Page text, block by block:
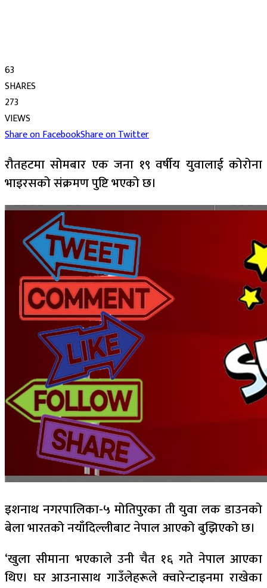
63
SHARES
273
VIEWS
Share on FacebookShare on Twitter
रौतहटमा सोमबार एक जना १९ वर्षीय युवालाई कोरोना
भाइरसको संक्रमण पुष्टि भएको छ।
इशनाथ नगरपालिका-५ मोतिपुरका ती युवा लक डाउनको
बेला भारतको नयाँदिल्लीबाट नेपाल आएको बुझिएको छ।
‘खुला सीमाना भएकाले उनी चैत १६ गते नेपाल आएका
थिए। घर आउनासाथ गाउँलेहरूले क्वारेन्टाइनमा राखेका